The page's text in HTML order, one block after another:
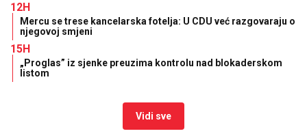
12H
Mercu se trese kancelarska fotelja: U CDU već razgovaraju o
njegovoj smjeni
15H
„Proglas” iz sjenke preuzima kontrolu nad blokaderskom
listom
Vidi sve